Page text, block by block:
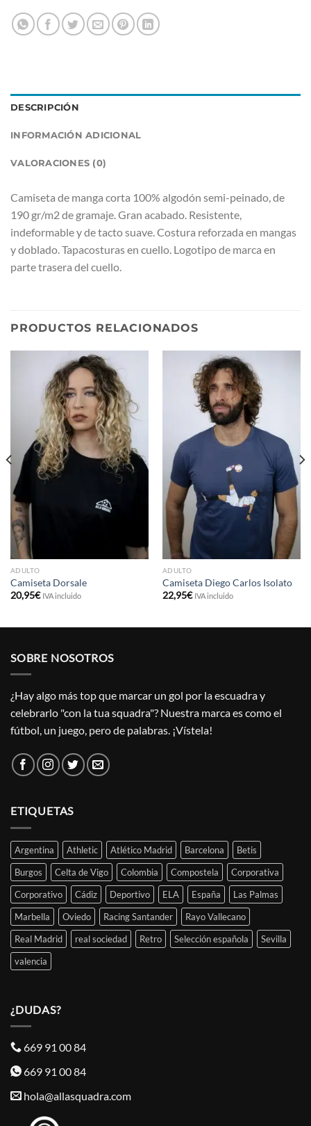
DESCRIPCIÓN
INFORMACIÓN ADICIONAL
VALORACIONES (0)
Camiseta de manga corta 100% algodón semi-peinado, de
190 gr/m2 de gramaje. Gran acabado. Resistente,
indeformable y de tacto suave. Costura reforzada en mangas
y doblado. Tapacosturas en cuello. Logotipo de marca en
parte trasera del cuello.
PRODUCTOS RELACIONADOS
ADULTO
Camiseta Dorsale
20,95€ IVA incluido
ADULTO
Camiseta Diego Carlos Isolato
22,95€ IVA incluido
SOBRE NOSOTROS
¿Hay algo más top que marcar un gol por la escuadra y
celebrarlo "con la tua squadra"? Nuestra marca es como el
fútbol, un juego, pero de palabras. ¡Vístela!
ETIQUETAS
Argentina Athletic Atlético Madrid Barcelona
Betis
Burgos
Celta de Vigo Colombia Compostela
Corporativa
Corporativo
Cádiz Deportivo ELA España
Las Palmas
Marbella
Oviedo Racing Santander
Rayo Vallecano
Real Madrid
real sociedad Retro Selección española
Sevilla
valencia
¿DUDAS?
669 91 00 84
669 91 00 84
hola@allasquadra.com